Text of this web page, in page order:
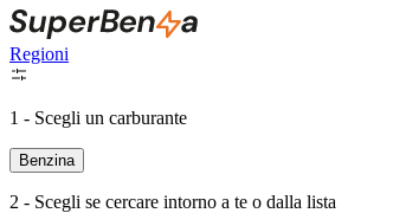
Regioni
1 - Scegli un carburante
Benzina
2 - Scegli se cercare intorno a te o dalla lista